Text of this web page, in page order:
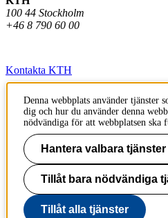
100 44 Stockholm
+46 8 790 60 00
Kontakta KTH
Jobba på KTH
Press och media
Faktura och betalning KTH
Om KTH:s webbplatser
Tillgänglighetsredogörelse
Denna webbplats använder tjänster
dig och hur du använder denna
nödvändiga för att webbplatsen ska
Hantera valbara tjänster
Tillåt bara nödvändiga
Tillåt alla tjänster